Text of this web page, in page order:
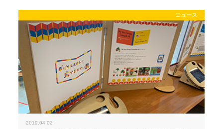
ニュース
2019.04.02